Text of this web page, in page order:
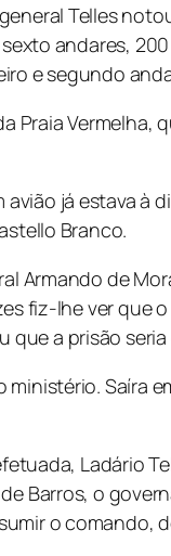
Telles
andares,
e segundo
Praia
já estava à
Branco.
Armando de
fiz-lhe ver
que a prisão
Saíra
Ladário
Barros, o
o comando,